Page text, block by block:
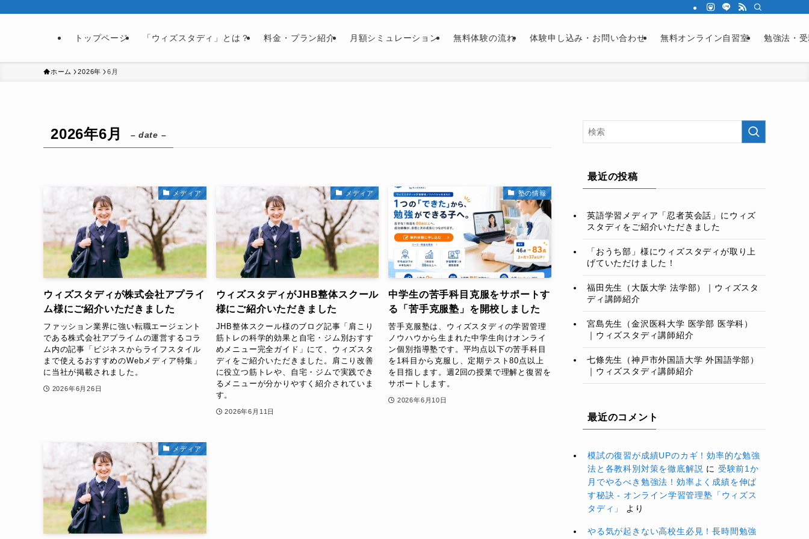
トップページ 「ウィズスタディ」とは？ 料金・プラン紹介 月額シミュレーション 無料体験の流れ 体験申し込み・お問い合わせ 無料オンライン自習室 勉強法・
ホーム 2026年 6月
2026年6月 – date –
メディア
ウィズスタディが株式会社アプライ
ム様にご紹介いただきました
ファッション業界に強い転職エージェント
である株式会社アプライムの運営するコラ
ム内の記事「ビジネスからライフスタイル
まで使えるおすすめのWebメディア特集」
に当社が掲載されました。
2026年6月26日
メディア
ウィズスタディがJHB整体スクール
様にご紹介いただきました
JHB整体スクール様のブログ記事「肩こり
筋トレの科学的効果と自宅・ジム別おすす
めメニュー完全ガイド」にて、ウィズスタ
ディをご紹介いただきました。肩こり改善
に役立つ筋トレや、自宅・ジムで実践でき
るメニューが分かりやすく紹介されていま
す。
2026年6月11日
塾の情報
中学生の苦手科目克服をサポートす
る「苦手克服塾」を開校しました
苦手克服塾は、ウィズスタディの学習管理
ノウハウから生まれた中学生向けオンライ
ン個別指導塾です。平均点以下の苦手科目
を1科目から克服し、定期テスト80点以上
を目指します。週2回の授業で理解と復習を
サポートします。
2026年6月10日
メディア
最近の投稿
英語学習メディア「忍者英会話」にウィズ
スタディをご紹介いただきました
「おうち部」様にウィズスタディが取り上
げていただけました！
福田先生（大阪大学 法学部）｜ウィズスタ
ディ講師紹介
宮島先生（金沢医科大学 医学部 医学科）
｜ウィズスタディ講師紹介
七條先生（神戸市外国語大学 外国語学部）
｜ウィズスタディ講師紹介
最近のコメント
模試の復習が成績UPのカギ！効率的な勉強
法と各教科別対策を徹底解説 に 受験前1か
月でやるべき勉強法！効率よく成績を伸ば
す秘訣 - オンライン学習管理塾「ウィズス
タディ」
より
やる気が起きない高校生必見！長時間勉強